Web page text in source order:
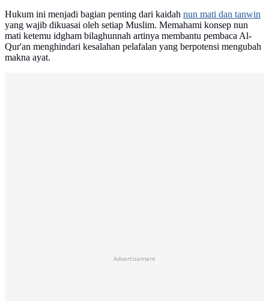
Hukum ini menjadi bagian penting dari kaidah nun mati dan tanwin
yang wajib dikuasai oleh setiap Muslim. Memahami konsep nun
mati ketemu idgham bilaghunnah artinya membantu pembaca Al-
Qur'an menghindari kesalahan pelafalan yang berpotensi mengubah
makna ayat.
Advertisement